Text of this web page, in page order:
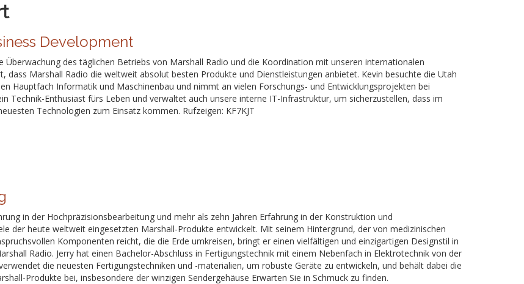
Development
Überwachung des täglichen Betriebs von Marshall Radio und die Koordination mit unseren internationalen
dass Marshall Radio die weltweit absolut besten Produkte und Dienstleistungen anbietet. Kevin besuchte die Utah
Hauptfach Informatik und Maschinenbau und nimmt an vielen Forschungs- und Entwicklungsprojekten bei
Technik-Enthusiast fürs Leben und verwaltet auch unsere interne IT-Infrastruktur, um sicherzustellen, dass im
Technologien zum Einsatz kommen. Rufzeigen: KF7KJT
in der Hochpräzisionsbearbeitung und mehr als zehn Jahren Erfahrung in der Konstruktion und
der heute weltweit eingesetzten Marshall-Produkte entwickelt. Mit seinem Hintergrund, der von medizinischen
Komponenten reicht, die die Erde umkreisen, bringt er einen vielfältigen und einzigartigen Designstil in
Radio. Jerry hat einen Bachelor-Abschluss in Fertigungstechnik mit einem Nebenfach in Elektrotechnik von der
die neuesten Fertigungstechniken und -materialien, um robuste Geräte zu entwickeln, und behält dabei die
Produkte bei, insbesondere der winzigen Sendergehäuse Erwarten Sie in Schmuck zu finden.